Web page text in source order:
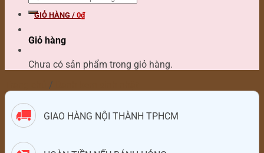
GIỎ HÀNG / 0₫
Giỏ hàng
Chưa có sản phẩm trong giỏ hàng.
/
GIAO HÀNG NỘI THÀNH TPHCM